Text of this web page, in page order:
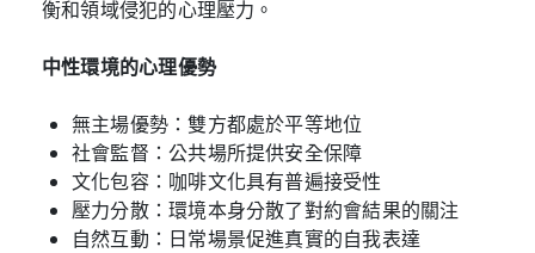
衡和領域侵犯的心理壓力。
中性環境的心理優勢
無主場優勢：雙方都處於平等地位
社會監督：公共場所提供安全保障
文化包容：咖啡文化具有普遍接受性
壓力分散：環境本身分散了對約會結果的關注
自然互動：日常場景促進真實的自我表達